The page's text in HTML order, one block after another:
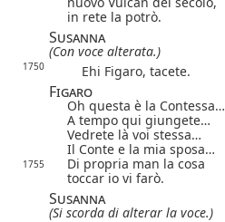
in rete la potrò.
Susanna
(Con voce alterata.)
1750 Ehi Figaro, tacete.
Figaro
Oh questa è la Contessa…
A tempo qui giungete…
Vedrete là voi stessa…
Il Conte e la mia sposa…
1755
Di propria man la cosa
toccar io vi farò.
Susanna
(Si scorda di alterar la voce.)